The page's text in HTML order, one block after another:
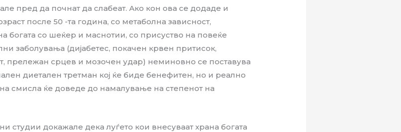
пред да почнат да слабеат. Ако кон ова се додаде и
после 50 -та година, со метаболна зависност,
богата со шеќер и маснотии, со присуство на повеќе
заболувања (дијабетес, покачен крвен притисок,
прележан срцев и мозочен удар) неминовно се поставува
диетален третман кој ќе биде бенефитен, но и реално
смисла ќе доведе до намалување на степенот на
студии докажале дека луѓето кои внесуваат храна богата